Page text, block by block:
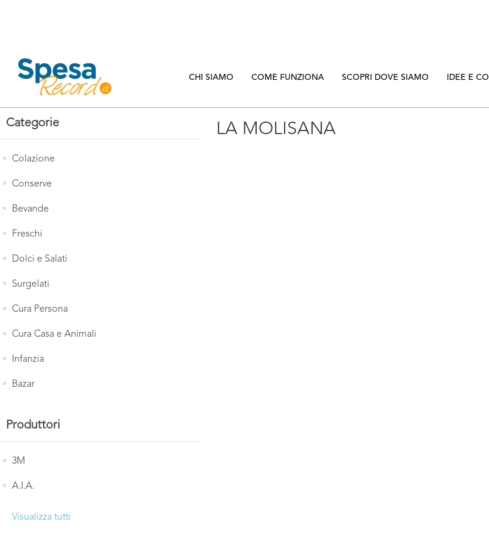
CHI SIAMO COME FUNZIONA SCOPRI DOVE SIAMO IDEE E
Categorie
Colazione
Conserve
Bevande
Freschi
Dolci e Salati
Surgelati
Cura Persona
Cura Casa e Animali
Infanzia
Bazar
Produttori
3M
A.I.A.
Visualizza tutti
LA MOLISANA